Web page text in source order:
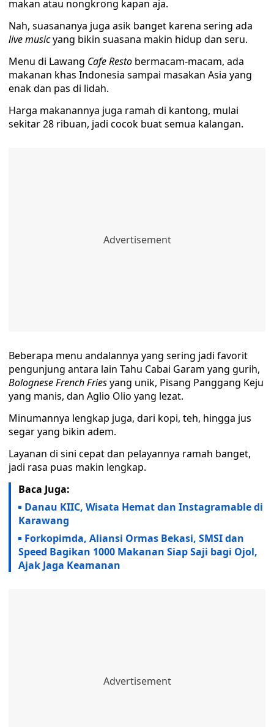
makan atau nongkrong kapan aja.
Nah, suasananya juga asik banget karena sering ada
live musicyang bikin suasana makin hidup dan seru.
Menu di Lawang Cafe Resto bermacam-macam, ada
makanan khas Indonesia sampai masakan Asia yang
enak dan pas di lidah.
Harga makanannya juga ramah di kantong, mulai
sekitar 28 ribuan, jadi cocok buat semua kalangan.
Beberapa menu andalannya yang sering jadi favorit
pengunjung antara lain Tahu Cabai Garam yang gurih,
Bolognese French Friesyang unik, Pisang Panggang Keju
yang manis, dan Aglio Olio yang lezat.
Minumannya lengkap juga, dari kopi, teh, hingga jus
segar yang bikin adem.
Layanan di sini cepat dan pelayannya ramah banget,
jadi rasa puas makin lengkap.
Baca Juga:
Danau KIIC, Wisata Hemat dan Instagramable di
Karawang
Forkopimda, Aliansi Ormas Bekasi, SMSI dan
Speed Bagikan 1000 Makanan Siap Saji bagi Ojol,
Ajak Jaga Keamanan